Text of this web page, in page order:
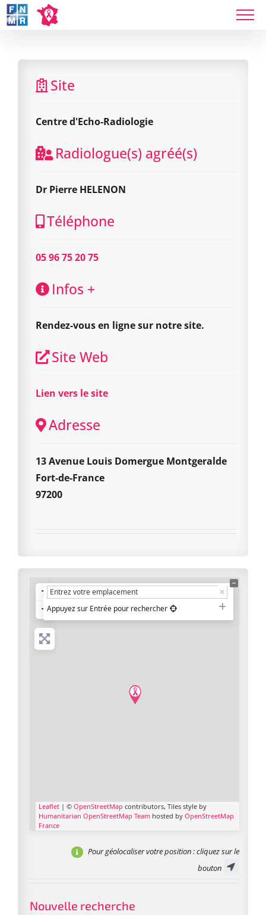
Skip
to
Site
Centre d'Echo-Radiologie
Radiologue(s) agréé(s)
Dr Pierre HELENON
Téléphone
05 96 75 20 75
Infos +
Rendez-vous en ligne sur notre site.
Site Web
Lien vers le site
Adresse
13 Avenue Louis Domergue Montgeralde
Fort-de-France
97200
+
−Appuyez sur Entrée pour rechercher
Leaflet | © OpenStreetMap contributors, Tiles style by
Humanitarian OpenStreetMap Team hosted by OpenStreetMap
France
Pour géolocaliser votre position: cliquez sur le
bouton
Nouvelle recherche